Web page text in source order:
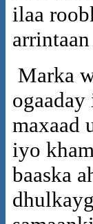
ilaa
Marka
maxaad
iyo
baaska